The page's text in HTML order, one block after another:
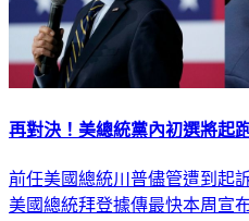
再對決！美總統黨內初選將
前任美國總統川普儘管遭到起
美國總統拜登據傳最快本周宣